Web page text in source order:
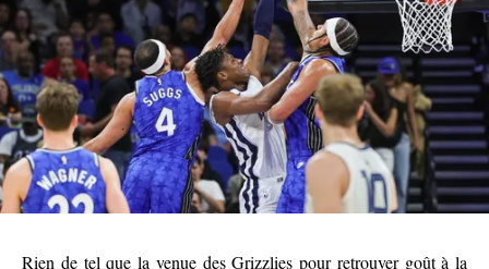
Rien de tel que la venue des Grizzlies pour retrouver goût à la